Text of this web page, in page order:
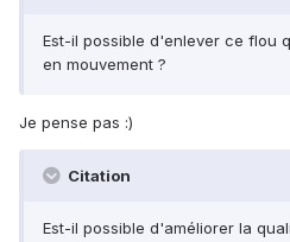
Est-il possible d'enlever ce flou
en mouvement ?
Je pense pas :)
Citation
Est-il possible d'améliorer la